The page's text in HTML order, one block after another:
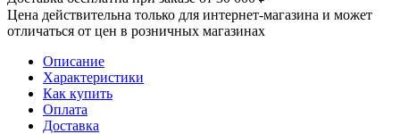
Цена действительна только для интернет-магазина и может
отличаться от цен в розничных магазинах
Описание
Характеристики
Как купить
Оплата
Доставка